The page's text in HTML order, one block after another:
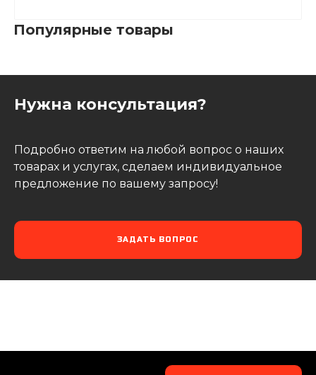
Популярные товары
Нужна консультация?
Подробно ответим на любой вопрос о наших
товарах и услугах, сделаем индивидуальное
предложение по вашему запросу!
ЗАДАТЬ ВОПРОС